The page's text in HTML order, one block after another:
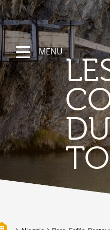
NATURA
La regione
Sentieri escursionistici e
Vallese a bici
Montagna
Galleria fotografica
MENU